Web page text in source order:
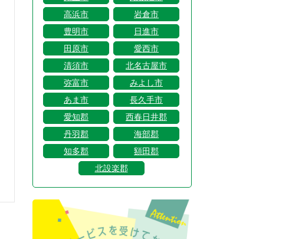
高浜市
岩倉市
豊明市
日進市
田原市
愛西市
清須市
北名古屋市
弥富市
みよし市
あま市
長久手市
愛知郡
西春日井郡
丹羽郡
海部郡
知多郡
額田郡
北設楽郡